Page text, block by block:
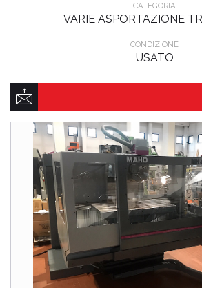
CATEGORIA
VARIE ASPORTAZIONE
CONDIZIONE
USATO